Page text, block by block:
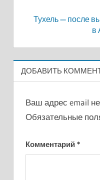
Тухель — после
в
ДОБАВИТЬ
Ваш адрес email
Обязательные
Комментарий *